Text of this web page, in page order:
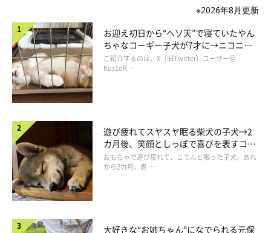
※2026年8月更新
お迎え初日から“ヘソ天”で寝ていたやん
ちゃなコーギー子犬が7才に→ニコニ
コ“コーギースマイル”が魅力のコに成
長！
ご紹介するのは、X（旧Twitter）ユーザー＠
Kus1oK …
遊び疲れてスヤスヤ眠る柴犬の子犬→2
カ月後、笑顔としっぽで喜びを表すコに
成長！
おもちゃで遊び疲れて、こてんと眠った子犬。あれ
から2カ月、表 …
大好きな“お姉ちゃん”になでられる元保